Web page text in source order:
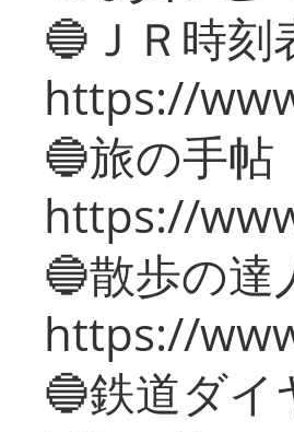
🔵ＪＲ時刻
https://
🔵旅の手帖
https://
🔵散歩の達
https://
🔵鉄道ダイ